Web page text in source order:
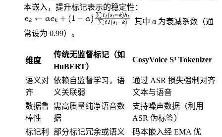
本嵌入，提升标记表示的稳定性：
ek ←α ek+( 1− α)∑tI st=k)ht∑tI(st
其中 α 为衰减系数（通
常设为 0.99）。
维度​​
​​传统无监督标记（如
HuBERT）​​
​​CosyVoice S³ Tokenizer​​
​​语义对
齐​​
依赖自监督学习，语
义关联弱
通过 ASR 损失强制对齐
文本与语音
数据鲁
棒性
需高质量纯净语音数
据
支持噪声数据（利用
ASR 伪标签）
​​标记利
部分标记冗余或语义
码本嵌入经 EMA 优